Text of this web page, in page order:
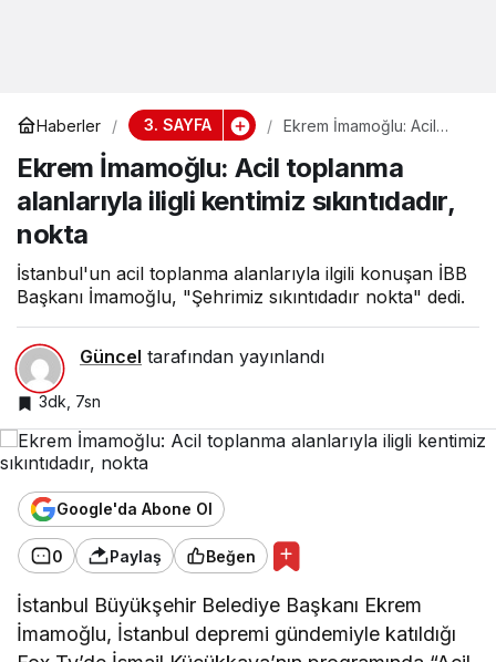
Haberler 3. SAYFA
Ekrem İmamoğlu: Acil
kentimiz sıkıntıdadır,
nokta
Ekrem İmamoğlu: Acil toplanma
alanlarıyla iligli kentimiz sıkıntıdadır,
nokta
İstanbul'un acil toplanma alanlarıyla ilgili konuşan İBB
Başkanı İmamoğlu, "Şehrimiz sıkıntıdadır nokta" dedi.
Güncel tarafından yayınlandı
3dk, 7sn
Google'da Abone Ol
0 Paylaş Beğen
İstanbul Büyükşehir Belediye Başkanı Ekrem
İmamoğlu, İstanbul depremi gündemiyle katıldığı